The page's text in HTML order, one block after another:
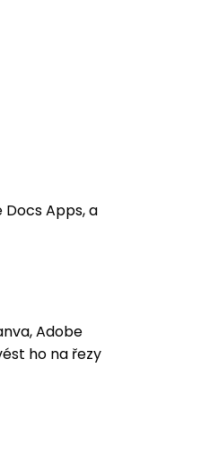
Apps, a
Adobe
ho na řezy